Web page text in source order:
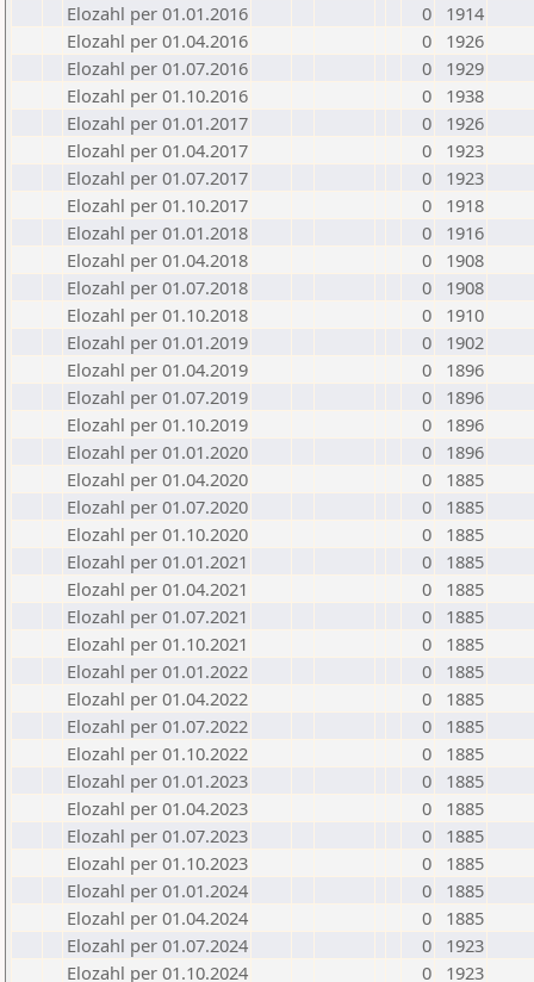
Elozahl per 01.01.2016
0
1914
Elozahl per 01.04.2016
0
1926
Elozahl per 01.07.2016
0
1929
Elozahl per 01.10.2016
0
1938
Elozahl per 01.01.2017
0
1926
Elozahl per 01.04.2017
0
1923
Elozahl per 01.07.2017
0
1923
Elozahl per 01.10.2017
0
1918
Elozahl per 01.01.2018
0
1916
Elozahl per 01.04.2018
0
1908
Elozahl per 01.07.2018
0
1908
Elozahl per 01.10.2018
0
1910
Elozahl per 01.01.2019
0
1902
Elozahl per 01.04.2019
0
1896
Elozahl per 01.07.2019
0
1896
Elozahl per 01.10.2019
0
1896
Elozahl per 01.01.2020
0
1896
Elozahl per 01.04.2020
0
1885
Elozahl per 01.07.2020
0
1885
Elozahl per 01.10.2020
0
1885
Elozahl per 01.01.2021
0
1885
Elozahl per 01.04.2021
0
1885
Elozahl per 01.07.2021
0
1885
Elozahl per 01.10.2021
0
1885
Elozahl per 01.01.2022
0
1885
Elozahl per 01.04.2022
0
1885
Elozahl per 01.07.2022
0
1885
Elozahl per 01.10.2022
0
1885
Elozahl per 01.01.2023
0
1885
Elozahl per 01.04.2023
0
1885
Elozahl per 01.07.2023
0
1885
Elozahl per 01.10.2023
0
1885
Elozahl per 01.01.2024
0
1885
Elozahl per 01.04.2024
0
1885
Elozahl per 01.07.2024
0
1923
Elozahl per 01.10.2024
0
1923